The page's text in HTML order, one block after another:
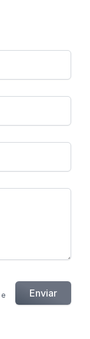
e
Enviar